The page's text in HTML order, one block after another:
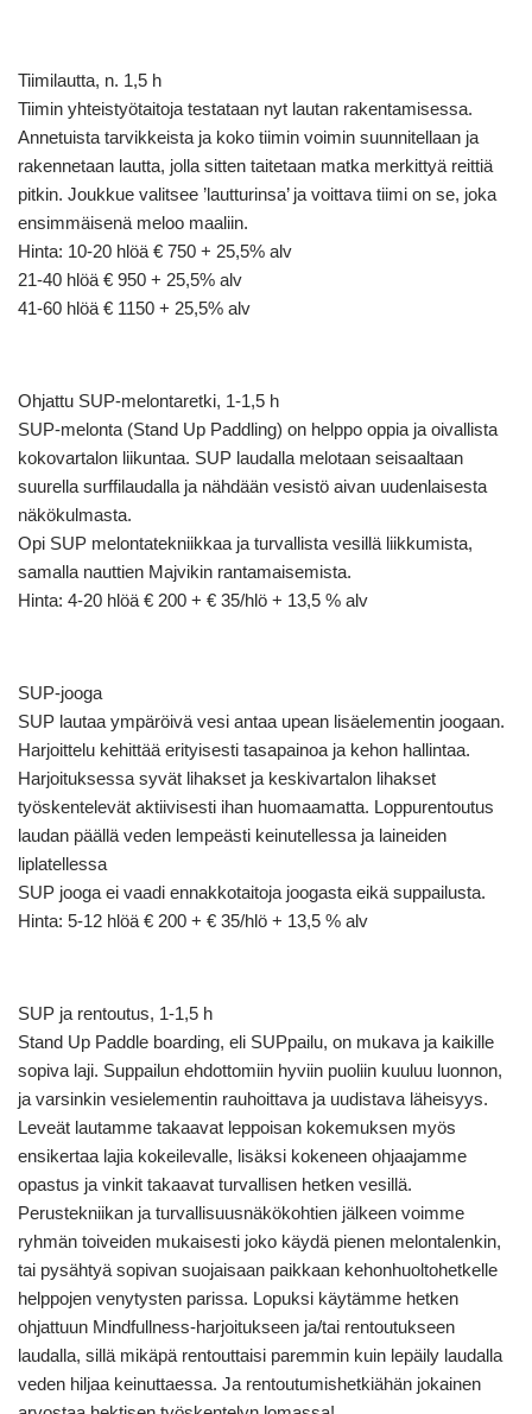
Tiimilautta, n. 1,5 h
Tiimin yhteistyötaitoja testataan nyt lautan rakentamisessa.
Annetuista tarvikkeista ja koko tiimin voimin suunnitellaan ja
rakennetaan lautta, jolla sitten taitetaan matka merkittyä reittiä
pitkin. Joukkue valitsee ’lautturinsa’ ja voittava tiimi on se, joka
ensimmäisenä meloo maaliin.
Hinta: 10-20 hlöä € 750 + 25,5% alv
21-40 hlöä € 950 + 25,5% alv
41-60 hlöä € 1150 + 25,5% alv
Ohjattu SUP-melontaretki, 1-1,5 h
SUP-melonta (Stand Up Paddling) on helppo oppia ja oivallista
kokovartalon liikuntaa. SUP laudalla melotaan seisaaltaan
suurella surffilaudalla ja nähdään vesistö aivan uudenlaisesta
näkökulmasta.
Opi SUP melontatekniikkaa ja turvallista vesillä liikkumista,
samalla nauttien Majvikin rantamaisemista.
Hinta: 4-20 hlöä € 200 + € 35/hlö + 13,5 % alv
SUP-jooga
SUP lautaa ympäröivä vesi antaa upean lisäelementin joogaan.
Harjoittelu kehittää erityisesti tasapainoa ja kehon hallintaa.
Harjoituksessa syvät lihakset ja keskivartalon lihakset
työskentelevät aktiivisesti ihan huomaamatta. Loppurentoutus
laudan päällä veden lempeästi keinutellessa ja laineiden
liplatellessa
SUP jooga ei vaadi ennakkotaitoja joogasta eikä suppailusta.
Hinta: 5-12 hlöä € 200 + € 35/hlö + 13,5 % alv
SUP ja rentoutus, 1-1,5 h
Stand Up Paddle boarding, eli SUPpailu, on mukava ja kaikille
sopiva laji. Suppailun ehdottomiin hyviin puoliin kuuluu luonnon,
ja varsinkin vesielementin rauhoittava ja uudistava läheisyys.
Leveät lautamme takaavat leppoisan kokemuksen myös
ensikertaa lajia kokeilevalle, lisäksi kokeneen ohjaajamme
opastus ja vinkit takaavat turvallisen hetken vesillä.
Perustekniikan ja turvallisuusnäkökohtien jälkeen voimme
ryhmän toiveiden mukaisesti joko käydä pienen melontalenkin,
tai pysähtyä sopivan suojaisaan paikkaan kehonhuoltohetkelle
helppojen venytysten parissa. Lopuksi käytämme hetken
ohjattuun Mindfullness-harjoitukseen ja/tai rentoutukseen
laudalla, sillä mikäpä rentouttaisi paremmin kuin lepäily laudalla
veden hiljaa keinuttaessa. Ja rentoutumishetkiähän jokainen